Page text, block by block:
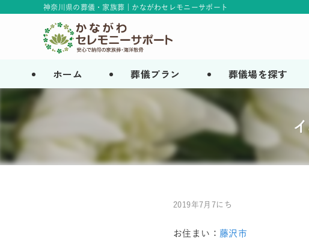
神奈川県の葬儀・家族葬 | かながわセレモニーサポート
ホーム 葬儀プラン 葬儀場を探す
2019年7月7にち
お住まい： 藤沢市